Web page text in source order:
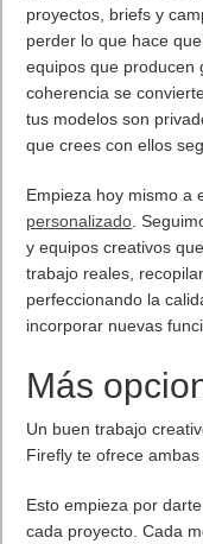
proyectos, briefs y
perder lo que hace
equipos que producen
coherencia se
tus modelos son
que crees con ellos
Empieza hoy mismo a
personalizado .
y equipos creativos
trabajo reales,
perfeccionando la
incorporar nuevas
Más
Un buen trabajo
Firefly te ofrece ambas
Esto empieza por
cada proyecto. Cada